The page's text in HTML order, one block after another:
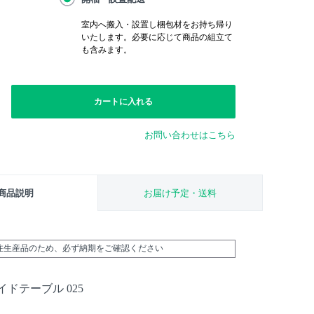
室内へ搬入・設置し梱包材をお持ち帰り
いたします。必要に応じて商品の組立て
も含みます。
カートに入れる
お問い合わせはこちら
品説明 お届け予定・送料
産品のため、必ず納期をご確認ください
ドテーブル 025